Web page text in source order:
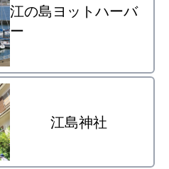
江の島ヨットハーバ
ー
江島神社